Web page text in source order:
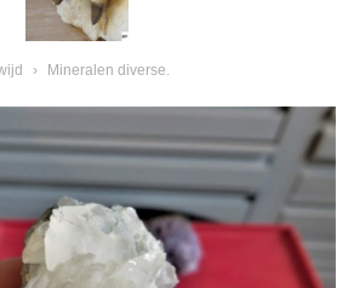
› Mineralen diverse.